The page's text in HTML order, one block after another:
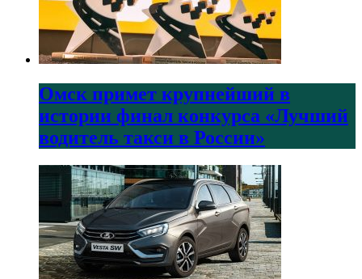
Омск примет крупнейший в
истории финал конкурса «Лучший
водитель такси в России»